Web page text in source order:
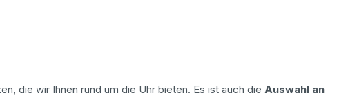
die wir Ihnen rund um die Uhr bieten. Es ist auch die Auswahl an